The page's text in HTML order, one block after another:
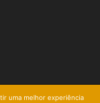
uma melhor experiência